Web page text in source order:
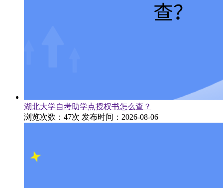
湖北大学自考助学点授权书怎么查？
浏览次数：47次 发布时间：2026-08-06